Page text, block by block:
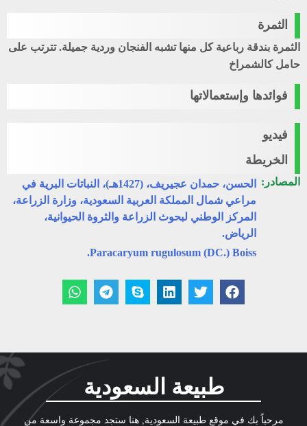
الثمرة
الثمرة بندقة رباعية كل منها تشبه الفنجان وردية جميلة. تترتب على
حامل كالشمراخ
فوائدها وإستعمالاتها
فيديو
الخريطة
المصادر:
الحسن، حمدان عجيريف، (1427هـ)، النباتات البرية في
مراعي شمال المملكة العربية السعودية، وزارة الزراعة،
المركز الوطني لبحوث الزراعة والثروة الحيوانية،
الرياض.
Paracaryum rugulosum (DC.) Boiss.
طبيعة السعودية
مرحباً بك في موقع طبيعة السعودية, هنا ستجد مجموعة واسعة من